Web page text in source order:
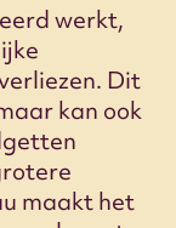
werkt,
Dit
kan ook
maakt het